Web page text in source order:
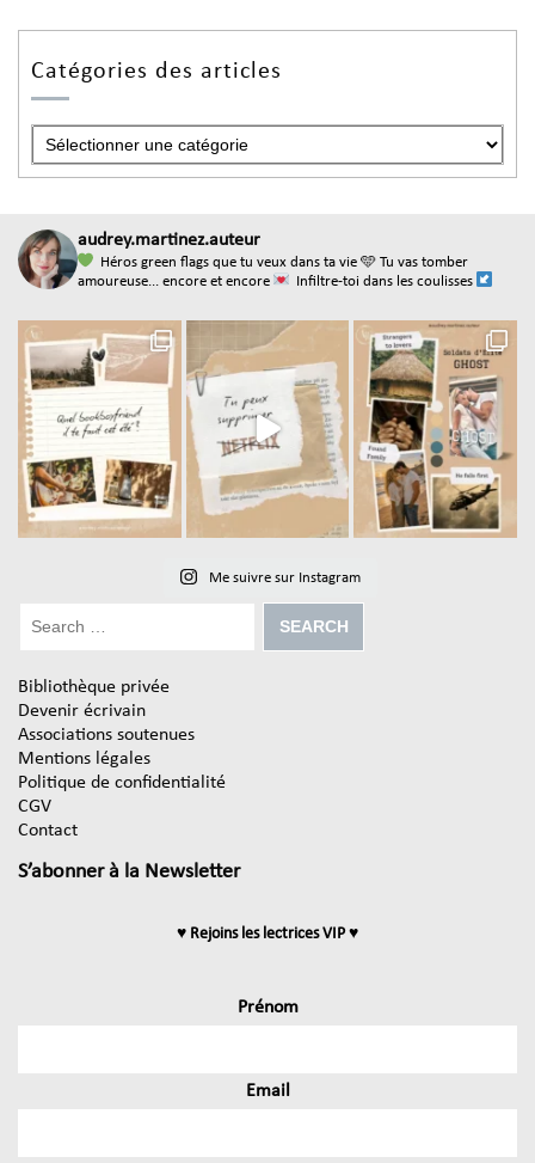
Catégories des articles
audrey.martinez.auteur
Héros green flags que tu veux dans ta vie 🩵 Tu vas tomber
amoureuse... encore et encore
Infiltre-toi dans les coulisses
Me suivre sur Instagram
Bibliothèque privée
Devenir écrivain
Associations soutenues
Mentions légales
Politique de confidentialité
CGV
Contact
S’abonner à la Newsletter
♥ Rejoins les lectrices VIP ♥
Prénom
Email